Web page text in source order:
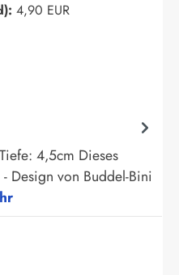
4,90 EUR
4,5cm Dieses
Design von Buddel-Bini